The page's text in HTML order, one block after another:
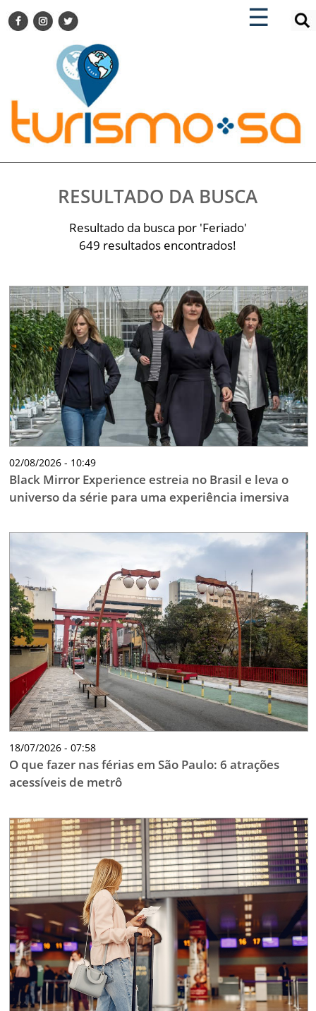
☰
×
TURISMO SA FOR BUSINESS
DESTINOS NACIONAIS
DESTINOS INTERNACIONAIS
CITY BREAK
TURISMO E MERCADO
EVENTOS
GASTRONOMIA
VITRINE
TURISMO SA TV
TESTADO E APROVADO
ÚLTIMAS NOTÍCIAS
PARCEIROS
QUEM SOMOS - EQUIPE
CONTATO
×
ENCONTRE SUA NOTÍCIA
RESULTADO DA BUSCA
Resultado da busca por 'Feriado'
649 resultados encontrados!
02/08/2026 - 10:49
Black Mirror Experience estreia no Brasil e leva o
universo da série para uma experiência imersiva
18/07/2026 - 07:58
O que fazer nas férias em São Paulo: 6 atrações
acessíveis de metrô